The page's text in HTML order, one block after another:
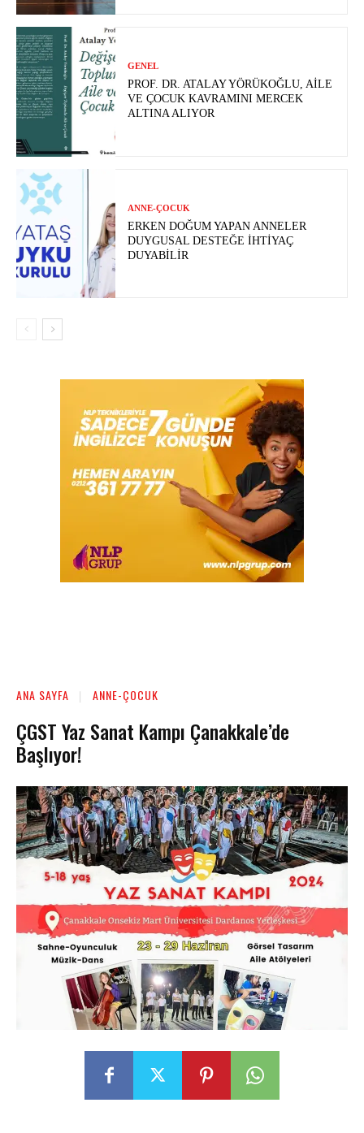
GENEL
PROF. DR. ATALAY YÖRÜKOĞLU, AILE
VE ÇOCUK KAVRAMINI MERCEK
ALTINA ALIYOR
ANNE-ÇOCUK
ERKEN DOĞUM YAPAN ANNELER
DUYGUSAL DESTEĞE İHTIYAÇ
DUYABILIR